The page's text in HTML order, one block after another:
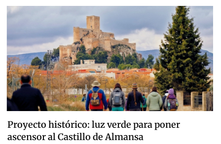
Proyecto histórico: luz verde para poner
ascensor al Castillo de Almansa